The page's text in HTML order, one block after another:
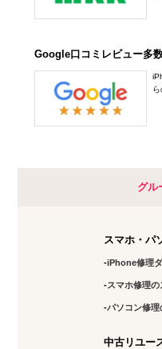
Google口コミレビュー多
グル
スマホ・パ
iPhone修理
スマホ修理
パソコン修理
中古リユー